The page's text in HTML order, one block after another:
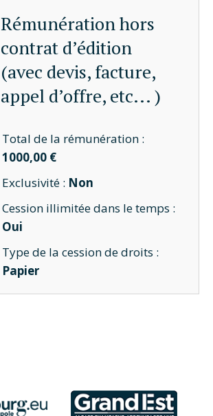
Rémunération hors
contrat d’édition
(avec devis, facture,
appel d’offre, etc... )
Total de la rémunération :
1000,00 €
Exclusivité : Non
Cession illimitée dans le temps :
Oui
Type de la cession de droits :
Papier